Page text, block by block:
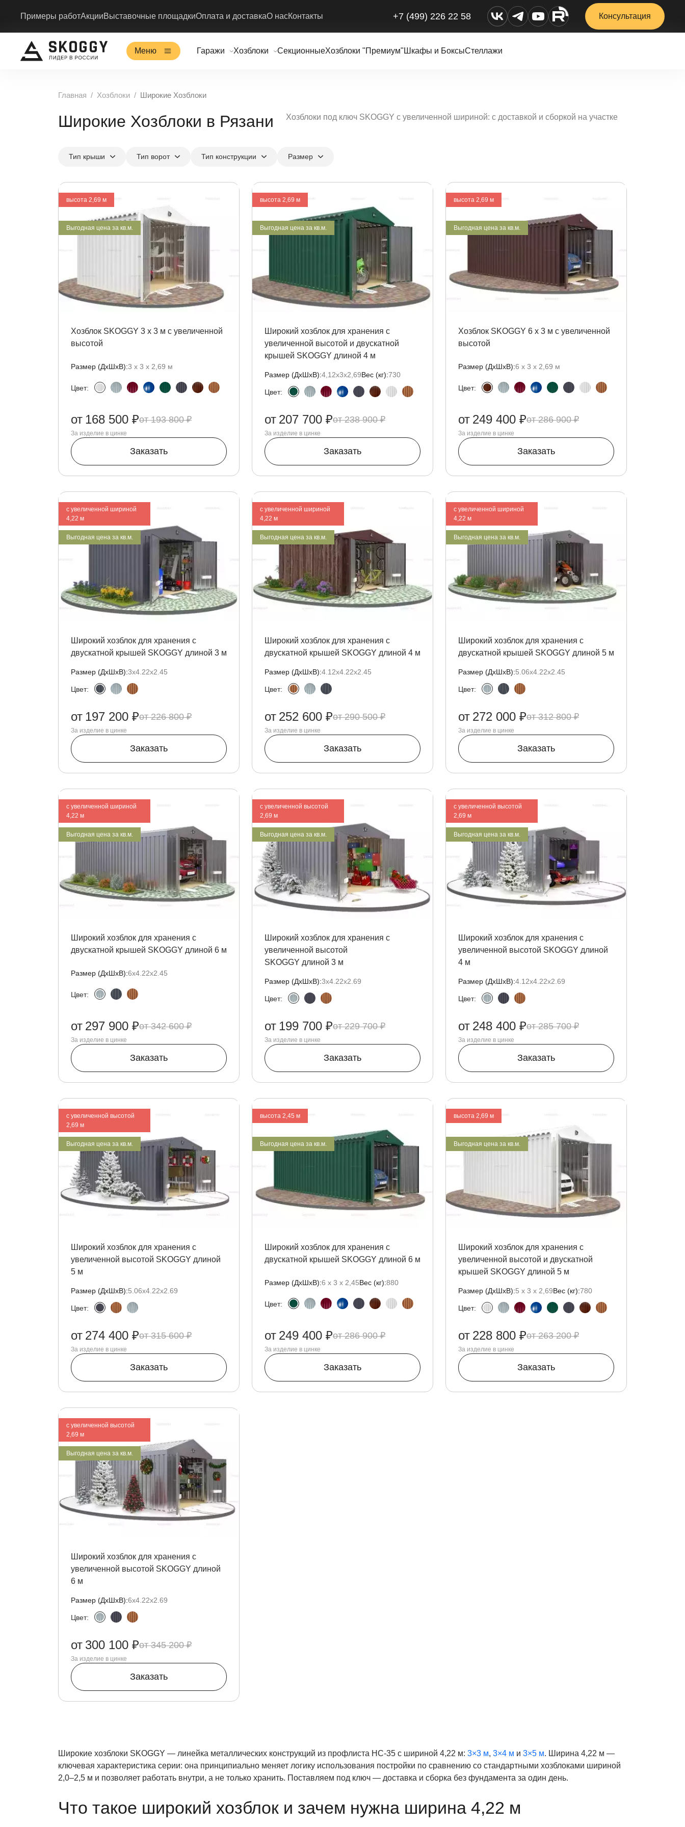
Примеры работАкцииВыставочные площадкиОплата и доставкаО насКонтакты +7 (499) 226 22 58 Консультация
Меню Гаражи Хозблоки СекционныеХозблоки "Премиум" Шкафы и БоксыСтеллажи
Главная Хозблоки Широкие Хозблоки
Широкие Хозблоки в Рязани Хозблоки под ключ SKOGGY с увеличенной шириной: с доставкой и сборкой на участке
Тип крыши Тип ворот Тип конструкции Размер
высота 2,69 м
Выгодная цена за кв.м.
Хозблок SKOGGY 3 х 3 м с увеличенной
высотой
Размер (ДxШxВ):3 х 3 х 2,69 м
Цвет:
193 800 ₽
от 168 500 ₽
За изделие в цинке
Заказать
высота 2,69 м
Выгодная цена за кв.м.
Широкий хозблок для хранения с
увеличенной высотой и двускатной
крышей SKOGGY длиной 4 м
Размер (ДxШxВ):4,12х3х2,69Вес (кг):730
Цвет:
238 900 ₽
от 207 700 ₽
За изделие в цинке
Заказать
высота 2,69 м
Выгодная цена за кв.м.
Хозблок SKOGGY 6 х 3 м с увеличенной
высотой
Размер (ДxШxВ):6 х 3 х 2,69 м
Цвет:
286 900 ₽
от 249 400 ₽
За изделие в цинке
Заказать
с увеличенной шириной
4,22 м
Выгодная цена за кв.м.
Широкий хозблок для хранения с
двускатной крышей SKOGGY длиной 3 м
Размер (ДxШxВ):3х4.22х2.45
Цвет:
226 800 ₽
от 197 200 ₽
За изделие в цинке
Заказать
с увеличенной шириной
4,22 м
Выгодная цена за кв.м.
Широкий хозблок для хранения с
двускатной крышей SKOGGY длиной 4 м
Размер (ДxШxВ):4.12х4.22х2.45
Цвет:
290 500 ₽
от 252 600 ₽
За изделие в цинке
Заказать
с увеличенной шириной
4,22 м
Выгодная цена за кв.м.
Широкий хозблок для хранения с
двускатной крышей SKOGGY длиной 5 м
Размер (ДxШxВ):5.06х4.22х2.45
Цвет:
312 800 ₽
от 272 000 ₽
За изделие в цинке
Заказать
с увеличенной шириной
4,22 м
Выгодная цена за кв.м.
Широкий хозблок для хранения с
двускатной крышей SKOGGY длиной 6 м
Размер (ДxШxВ):6х4.22х2.45
Цвет:
342 600 ₽
от 297 900 ₽
За изделие в цинке
Заказать
с увеличенной высотой
2,69 м
Выгодная цена за кв.м.
Широкий хозблок для хранения с
увеличенной высотой
SKOGGY длиной 3 м
Размер (ДxШxВ):3х4.22х2.69
Цвет:
229 700 ₽
от 199 700 ₽
За изделие в цинке
Заказать
с увеличенной высотой
2,69 м
Выгодная цена за кв.м.
Широкий хозблок для хранения с
увеличенной высотой SKOGGY длиной
4 м
Размер (ДxШxВ):4.12х4.22х2.69
Цвет:
285 700 ₽
от 248 400 ₽
За изделие в цинке
Заказать
с увеличенной высотой
2,69 м
Выгодная цена за кв.м.
Широкий хозблок для хранения с
увеличенной высотой SKOGGY длиной
5 м
Размер (ДxШxВ):5.06х4.22х2.69
Цвет:
315 600 ₽
от 274 400 ₽
За изделие в цинке
Заказать
высота 2,45 м
Выгодная цена за кв.м.
Широкий хозблок для хранения с
двускатной крышей SKOGGY длиной 6 м
Размер (ДxШxВ):6 х 3 х 2,45Вес (кг):880
Цвет:
286 900 ₽
от 249 400 ₽
За изделие в цинке
Заказать
высота 2,69 м
Выгодная цена за кв.м.
Широкий хозблок для хранения с
увеличенной высотой и двускатной
крышей SKOGGY длиной 5 м
Размер (ДxШxВ):5 х 3 х 2,69Вес (кг):780
Цвет:
263 200 ₽
от 228 800 ₽
За изделие в цинке
Заказать
с увеличенной высотой
2,69 м
Выгодная цена за кв.м.
Широкий хозблок для хранения с
увеличенной высотой SKOGGY длиной
6 м
Размер (ДxШxВ):6х4.22х2.69
Цвет:
345 200 ₽
от 300 100 ₽
За изделие в цинке
Заказать
Широкие хозблоки SKOGGY — линейка металлических конструкций из профлиста НС-35 с шириной 4,22 м: 3×3 м, 3×4 м и 3×5 м. Ширина 4,22 м —
ключевая характеристика серии: она принципиально меняет логику использования постройки по сравнению со стандартными хозблоками шириной
2,0–2,5 м и позволяет работать внутри, а не только хранить. Поставляем под ключ — доставка и сборка без фундамента за один день.
Что такое широкий хозблок и зачем нужна ширина 4,22 м